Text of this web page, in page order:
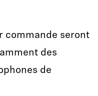
commande seront
des
de